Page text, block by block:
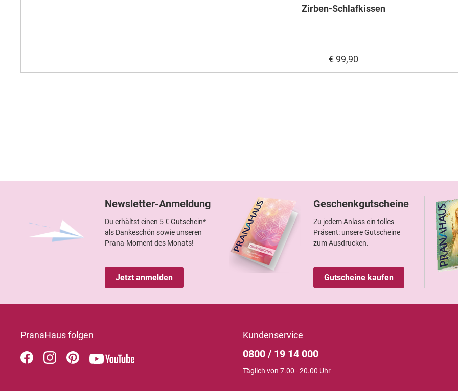
Zirben-Schlafkissen
€ 99,90
Newsletter-Anmeldung
Du erhältst einen 5 € Gutschein*
als Dankeschön sowie unseren
Prana-Moment des Monats!
Jetzt anmelden
Geschenkgutscheine
Zu jedem Anlass ein tolles
Präsent: unsere Gutscheine
zum Ausdrucken.
Gutscheine kaufen
PranaHaus folgen Kundenservice
0800 / 19 14 000
Täglich von 7.00 - 20.00 Uhr